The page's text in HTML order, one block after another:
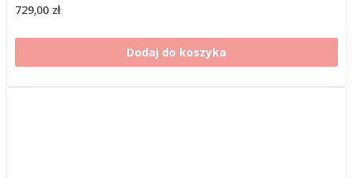
729,00 zł
Dodaj do koszyka